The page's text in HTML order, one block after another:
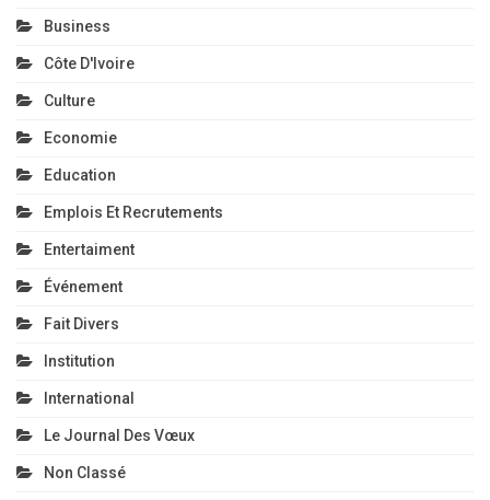
Business
Côte D'Ivoire
Culture
Economie
Education
Emplois Et Recrutements
Entertaiment
Événement
Fait Divers
Institution
International
Le Journal Des Vœux
Non Classé